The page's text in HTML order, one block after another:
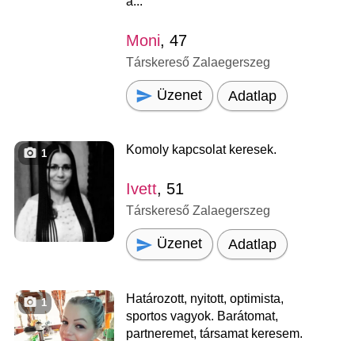
Moni, 47
Társkereső Zalaegerszeg
Üzenet Adatlap
1 Komoly kapcsolat keresek.
Ivett, 51
Társkereső Zalaegerszeg
Üzenet Adatlap
1
Határozott, nyitott, optimista,
sportos vagyok. Barátomat,
partneremet, társamat keresem.